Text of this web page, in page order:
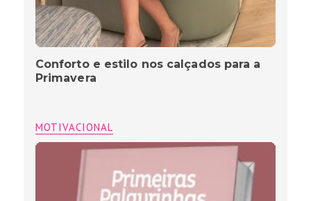
Conforto e estilo nos calçados para a
Primavera
MOTIVACIONAL